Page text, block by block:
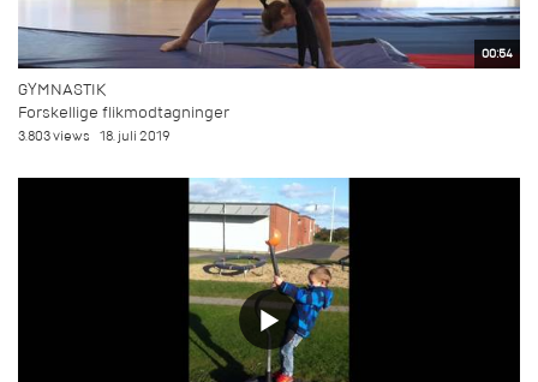
00:54
GYMNASTIK
Forskellige flikmodtagninger
3.803 views 18. juli 2019